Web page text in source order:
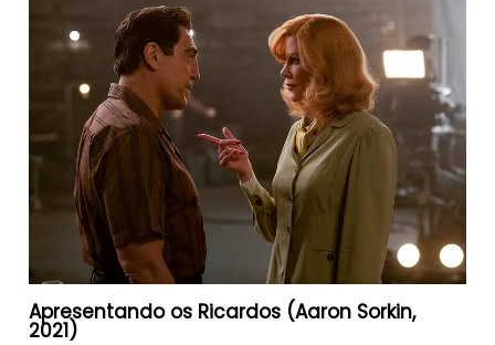
Apresentando os Ricardos (Aaron Sorkin,
2021)